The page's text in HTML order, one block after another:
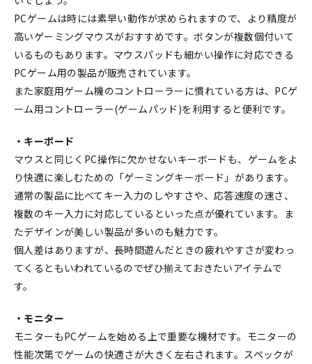
PCゲームは時には素早い動作が求められますので、より精度が
高いゲーミングマウスがおすすめです。ボタンが複数個付いて
いるものもあります。マウスパッドも細かい操作に対応できる
PCゲーム用の製品が販売されています。
また家庭用ゲーム機のコントローラーに慣れている方は、PCゲ
ーム用コントローラー(ゲームパッド)を利用すると便利です。
・キーボード
マウスと同じくPC操作に欠かせないキーボードも、ゲームをよ
り快適に楽しむための「ゲーミングキーボード」があります。
通常の製品に比べてキー入力のしやすさや、応答速度の速さ、
複数のキー入力に対応しているといった点が優れています。ま
たデザインが美しい製品が多いのも魅力です。
個人差はありますが、長時間遊んだときの疲れやすさが変わっ
てくるともいわれているのでぜひ揃えておきたいアイテムで
す。
・モニター
モニターもPCゲームを始める上で重要な機材です。モニターの
性能次第でゲームの快適さが大きく左右されます。スペックが